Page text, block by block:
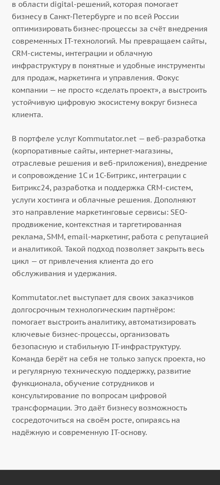
в области digital-решений, которая помогает
бизнесу в Санкт-Петербурге и по всей России
оптимизировать бизнес-процессы за счёт внедрения
современных IT-технологий. Мы превращаем сайты,
CRM-системы, интеграции и облачную
инфраструктуру в понятные и удобные инструменты
для продаж, маркетинга и управления. Фокус
компании — не просто «сделать проект», а выстроить
устойчивую цифровую экосистему вокруг бизнеса
клиента.
В портфеле услуг Kommutator.net — веб-разработка
(корпоративные сайты, интернет-магазины,
отраслевые решения и веб-приложения), внедрение
и сопровождение 1С и 1С-Битрикс, интеграции с
Битрикс24, разработка и поддержка CRM-систем,
услуги хостинга и облачные решения. Дополняют
это направление маркетинговые сервисы: SEO-
продвижение, контекстная и таргетированная
реклама, SMM, email-маркетинг, работа с репутацией
и аналитикой. Такой подход позволяет закрыть весь
цикл — от привлечения клиента до его
обслуживания и удержания.
Kommutator.net выступает для своих заказчиков
долгосрочным технологическим партнёром:
помогает выстроить аналитику, автоматизировать
ключевые бизнес-процессы, организовать
безопасную и стабильную IT-инфраструктуру.
Команда берёт на себя не только запуск проекта, но
и регулярную техническую поддержку, развитие
функционала, обучение сотрудников и
консультирование по вопросам цифровой
трансформации. Это даёт бизнесу возможность
сосредоточиться на своём росте, опираясь на
надёжную и современную IT-основу.